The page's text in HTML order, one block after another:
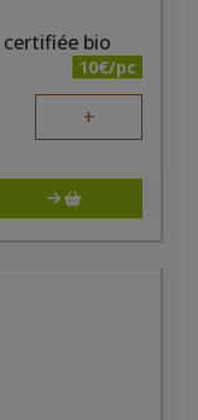
certifiée bio
10€/pc
+